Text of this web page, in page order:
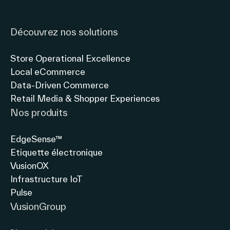
avec
Gadou,
Découvrez nos solutions
Store Operational Excellence
Local eCommerce
Data-Driven Commerce
Retail Media & Shopper Experiences
Nos produits
EdgeSense™
Etiquette électronique
VusionOX
Infrastructure IoT
Pulse
VusionGroup